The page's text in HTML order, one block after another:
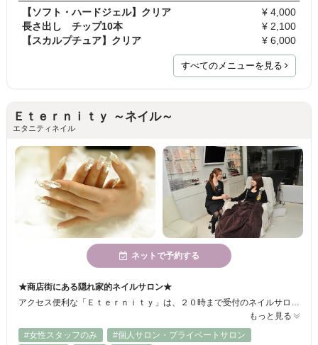
【ソフト・ハードジェル】クリア
¥ 4,000
長さ出し チップ10本
¥ 2,100
【スカルプチュア】クリア
¥ 6,000
すべてのメニューを見る
Ｅｔｅｒｎｉｔｙ ～ネイル～
エタニティネイル
ネットで予約する
★商店街にある隠れ家的ネイルサロン★
もっと見る
#女性スタッフのみ
#個人サロン・プライベートサロン